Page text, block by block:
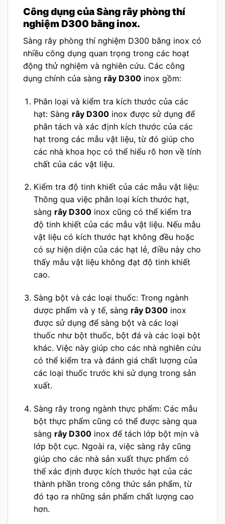
Công dụng của Sàng rây phòng thí
nghiệm D300 bằng inox.
Sàng rây phòng thí nghiệm D300 bằng inox có
nhiều công dụng quan trọng trong các hoạt
động thử nghiệm và nghiên cứu. Các công
dụng chính của sàng rây D300 inox gồm:
Phân loại và kiểm tra kích thước của các
hạt: Sàng rây D300inox được sử dụng để
phân tách và xác định kích thước của các
hạt trong các mẫu vật liệu, từ đó giúp cho
các nhà khoa học có thể hiểu rõ hơn về tính
chất của các vật liệu.
Kiểm tra độ tinh khiết của các mẫu vật liệu:
Thông qua việc phân loại kích thước hạt,
sàng rây D300inox cũng có thể kiểm tra
độ tinh khiết của các mẫu vật liệu. Nếu mẫu
vật liệu có kích thước hạt không đều hoặc
có sự hiện diện của các hạt lẻ, điều này cho
thấy mẫu vật liệu không đạt độ tinh khiết
cao.
Sàng bột và các loại thuốc: Trong ngành
dược phẩm và y tế, sàng rây D300inox
được sử dụng để sàng bột và các loại
thuốc như bột thuốc, bột đá và các loại bột
khác. Việc này giúp cho các nhà nghiên cứu
có thể kiểm tra và đánh giá chất lượng của
các loại thuốc trước khi sử dụng trong sản
xuất.
Sàng rây trong ngành thực phẩm: Các mẫu
bột thực phẩm cũng có thể được sàng qua
sàng rây D300inox để tách lớp bột mịn và
lớp bột cục. Ngoài ra, việc sàng rây cũng
giúp cho các nhà sản xuất thực phẩm có
thể xác định được kích thước hạt của các
thành phần trong công thức sản phẩm, từ
đó tạo ra những sản phẩm chất lượng cao
hơn.